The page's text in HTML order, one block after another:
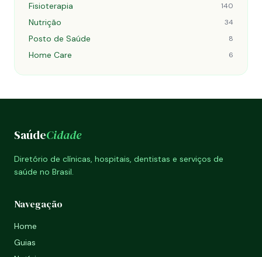
Fisioterapia 140
Nutrição 34
Posto de Saúde 8
Home Care 6
SaúdeCidade
Diretório de clínicas, hospitais, dentistas e serviços de
saúde no Brasil.
Navegação
Home
Guias